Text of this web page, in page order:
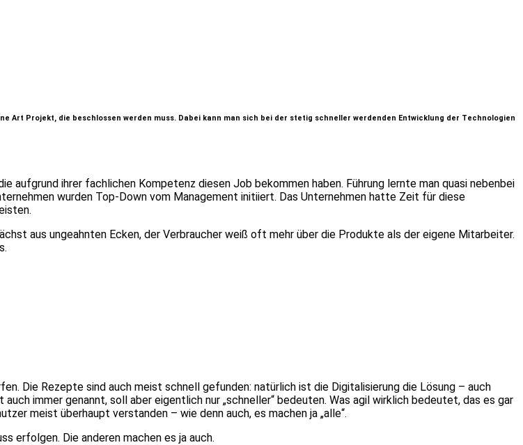
Art Projekt, die beschlossen werden muss. Dabei kann man sich bei der stetig schneller werdenden Entwicklung der Technologien
aufgrund ihrer fachlichen Kompetenz diesen Job bekommen haben. Führung lernte man quasi nebenbei
wurden Top-Down vom Management initiiert. Das Unternehmen hatte Zeit für diese
aus ungeahnten Ecken, der Verbraucher weiß oft mehr über die Produkte als der eigene Mitarbeiter.
Die Rezepte sind auch meist schnell gefunden: natürlich ist die Digitalisierung die Lösung – auch
immer genannt, soll aber eigentlich nur „schneller“ bedeuten. Was agil wirklich bedeutet, das es gar
meist überhaupt verstanden – wie denn auch, es machen ja „alle“.
erfolgen. Die anderen machen es ja auch.